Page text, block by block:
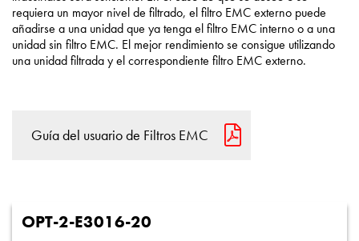
requiera un mayor nivel de filtrado, el filtro EMC externo puede
añadirse a una unidad que ya tenga el filtro EMC interno o a una
unidad sin filtro EMC. El mejor rendimiento se consigue utilizando
una unidad filtrada y el correspondiente filtro EMC externo.
Guía del usuario de Filtros EMC
OPT-2-E3016-20